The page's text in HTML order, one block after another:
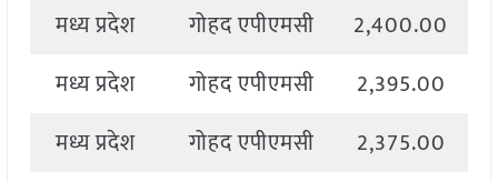
मध्य प्रदेश
गोहद एपीएमसी 2,400.00
मध्य प्रदेश
गोहद एपीएमसी 2,395.00
मध्य प्रदेश
गोहद एपीएमसी 2,375.00